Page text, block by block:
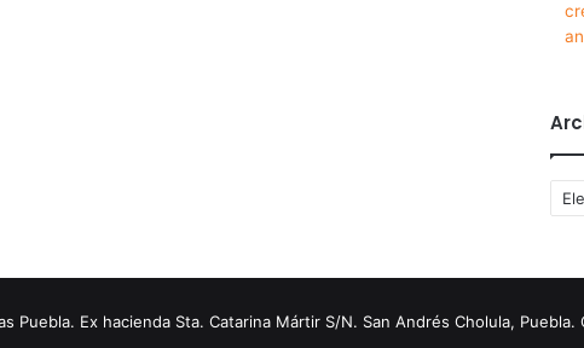
Ex hacienda Sta. Catarina Mártir S/N. San Andrés Cholula, Puebla.